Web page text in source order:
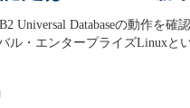
Universal Databaseの動作を
ル・エンタープライズLinuxと